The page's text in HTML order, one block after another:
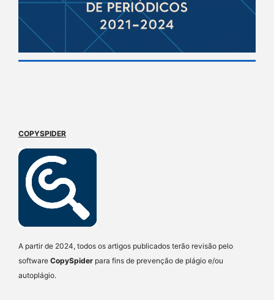
COPYSPIDER
A partir de 2024, todos os artigos publicados terão revisão pelo
software CopySpider para fins de prevenção de plágio e/ou
autoplágio.